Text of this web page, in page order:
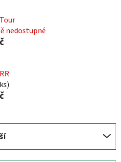
nedostupné
)